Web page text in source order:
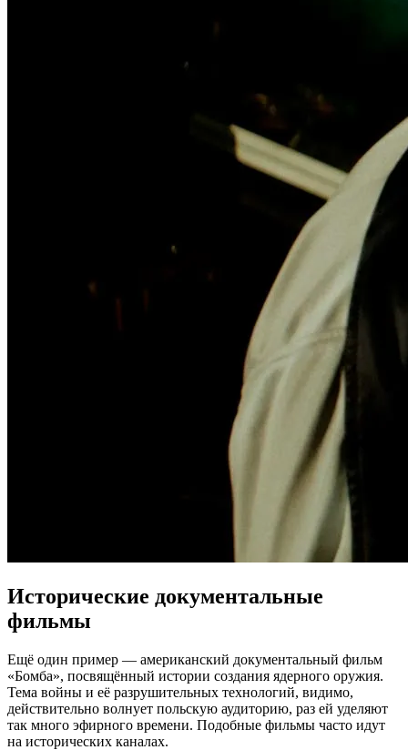
Исторические документальные
фильмы
Ещё один пример — американский документальный фильм
«Бомба», посвящённый истории создания ядерного оружия.
Тема войны и её разрушительных технологий, видимо,
действительно волнует польскую аудиторию, раз ей уделяют
так много эфирного времени. Подобные фильмы часто идут
на исторических каналах.